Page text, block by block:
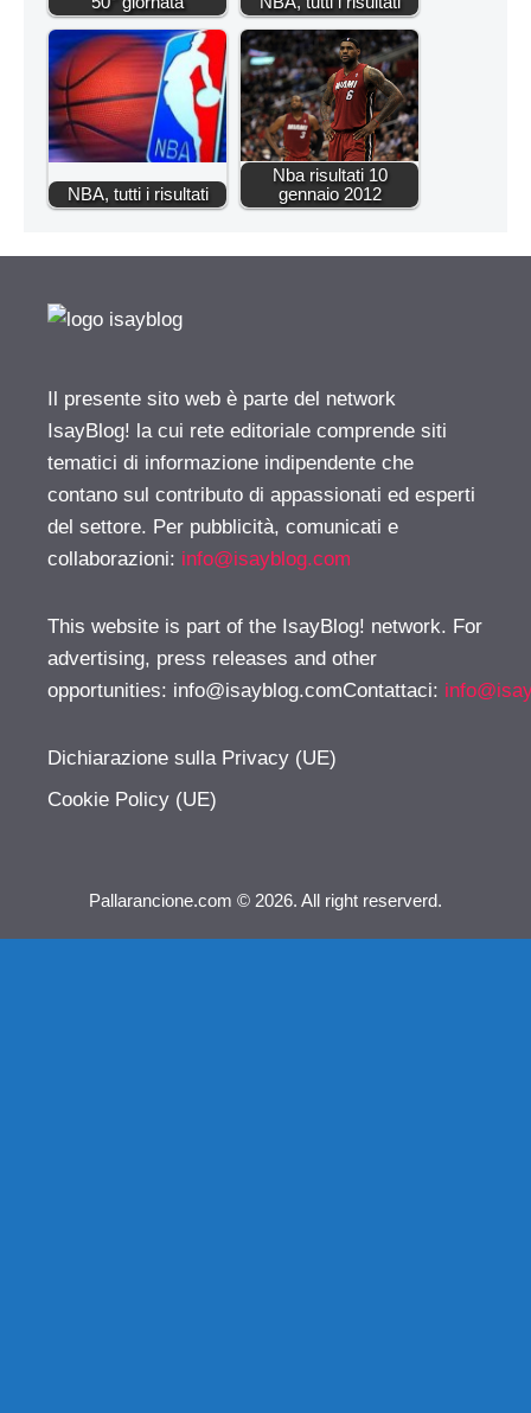
NBA, tutti i risultati
Nba risultati 10
gennaio 2012
Il presente sito web è parte del network
IsayBlog! la cui rete editoriale comprende siti
tematici di informazione indipendente che
contano sul contributo di appassionati ed esperti
del settore. Per pubblicità, comunicati e
collaborazioni: info@isayblog.com
This website is part of the IsayBlog! network. For
advertising, press releases and other
opportunities: info@isayblog.comContattaci:
Dichiarazione sulla Privacy (UE)
Cookie Policy (UE)
Pallarancione.com © 2026. All right reserverd.